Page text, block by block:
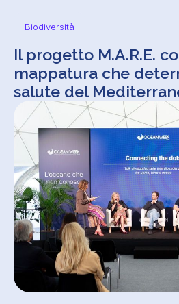
Biodiversità
Il progetto M.A.R.E.
mappatura che
salute del